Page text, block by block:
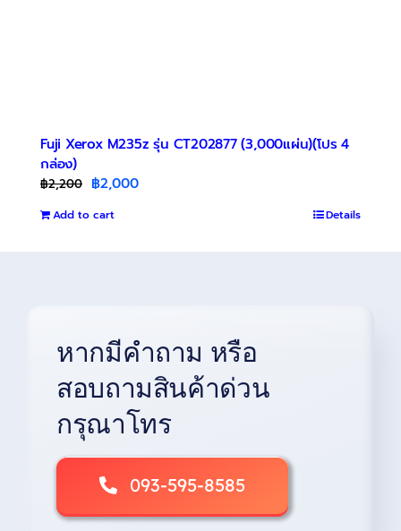
Fuji Xerox M235z รุ่น CT202877 (3,000แผ่น)(โปร 4
กล่อง)
฿2,200 Original
was:
฿2,000Current
Add to cart Details
หากมีคำถาม หรือ
สอบถามสินค้าด่วน
กรุณาโทร
093-595-8585